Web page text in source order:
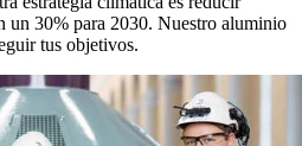
un 30% para 2030. Nuestro aluminio
tus objetivos.